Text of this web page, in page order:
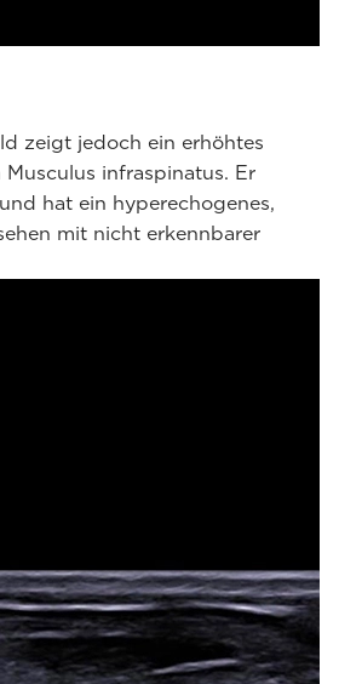
zeigt jedoch ein erhöhtes
infraspinatus. Er
hat ein hyperechogenes,
mit nicht erkennbarer